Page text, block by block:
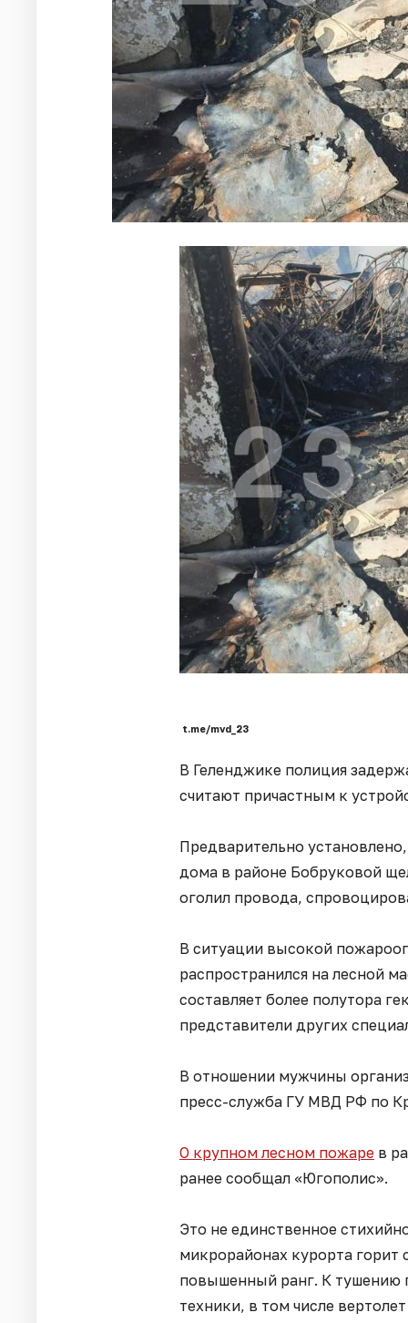
t.me/mvd_23
В Геленджике полиция
считают причастным к
Предварительно
дома в районе Бобруковой
оголил провода,
В ситуации высокой
распространился на лесной
составляет более полутора
представители других
В отношении мужчины
пресс-служба ГУ МВД РФ по
О крупном лесном пожаре в
ранее сообщал «Югополис».
Это не единственное
микрорайонах курорта горит
повышенный ранг. К тушению
техники, в том числе